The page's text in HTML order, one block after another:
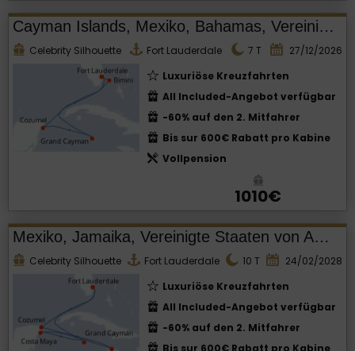
Cayman Islands, Mexiko, Bahamas, Vereinigte Staaten von Amerika
Celebrity Silhouette Fort Lauderdale 7 T
27/12/2026
Luxuriöse Kreuzfahrten
All Included-Angebot verfügbar
-60% auf den 2. Mitfahrer
Bis sur 600€ Rabatt pro Kabine
Vollpension
1010€
Mexiko, Jamaika, Vereinigte Staaten von Amerika, Cayman Islands
Celebrity Silhouette Fort Lauderdale 10 T
24/02/2028
Luxuriöse Kreuzfahrten
All Included-Angebot verfügbar
-60% auf den 2. Mitfahrer
Bis sur 600€ Rabatt pro Kabine